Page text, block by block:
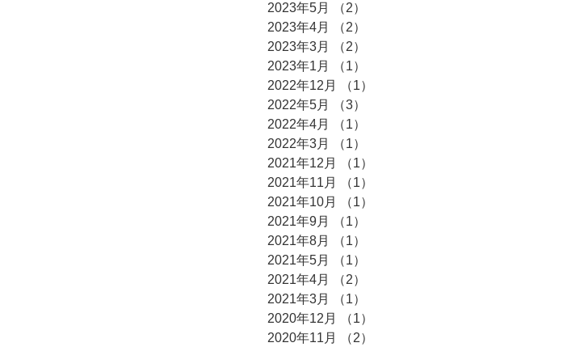
2023年5月
（2）
2023年4月
（2）
2023年3月
（2）
2023年1月
（1）
2022年12月
（1）
2022年5月
（3）
2022年4月
（1）
2022年3月
（1）
2021年12月
（1）
2021年11月
（1）
2021年10月
（1）
2021年9月
（1）
2021年8月
（1）
2021年5月
（1）
2021年4月
（2）
2021年3月
（1）
2020年12月
（1）
2020年11月
（2）